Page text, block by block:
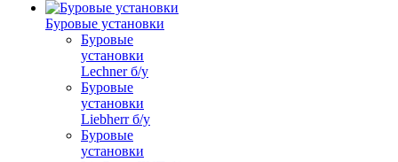
Буровые установки
Буровые
установки
Lechner б/у
Буровые
установки
Liebherr б/у
Буровые
установки